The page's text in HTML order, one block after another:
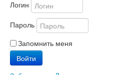
Марципан
Мастика Топ-продукт
Цветочная Мастика
Для Капкейков и маффинов
Формы для выпечки
Украшения для
Логин
Пароль
Запомнить меня
Войти